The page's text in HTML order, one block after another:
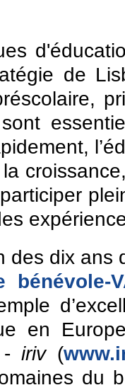
de
des dix
bénévole-
en
-iriv(
du